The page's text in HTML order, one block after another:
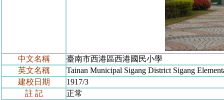
中文名稱
臺南市西港區西港國民小學
英文名稱
Tainan Municipal Sigang District Sigang
建校日期
1917/3
註 記
正常